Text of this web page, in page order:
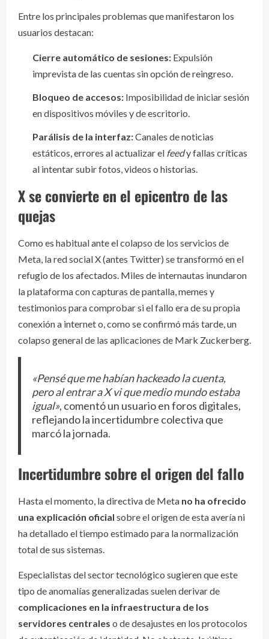
Entre los principales problemas que manifestaron los
usuarios destacan:
Cierre automático de sesiones: Expulsión
imprevista de las cuentas sin opción de reingreso.
Bloqueo de accesos: Imposibilidad de iniciar sesión
en dispositivos móviles y de escritorio.
Parálisis de la interfaz:Canales de noticias
estáticos, errores al actualizar el feedy fallas críticas
al intentar subir fotos, videos o historias.
X se convierte en el epicentro de las
quejas
Como es habitual ante el colapso de los servicios de
Meta, la red social X (antes Twitter) se transformó en el
refugio de los afectados. Miles de internautas inundaron
la plataforma con capturas de pantalla, memes y
testimonios para comprobar si el fallo era de su propia
conexión a internet o, como se confirmó más tarde, un
colapso general de las aplicaciones de Mark Zuckerberg.
«Pensé que me habían hackeado la cuenta,
pero al entrar a X vi que medio mundo estaba
igual», comentó un usuario en foros digitales,
reflejando la incertidumbre colectiva que
marcó la jornada.
Incertidumbre sobre el origen del fallo
Hasta el momento, la directiva de Meta no ha ofrecido
una explicación oficial sobre el origen de esta avería ni
ha detallado el tiempo estimado para la normalización
total de sus sistemas.
Especialistas del sector tecnológico sugieren que este
tipo de anomalías generalizadas suelen derivar de
complicaciones en la infraestructura de los
servidores centrales o de desajustes en los protocolos